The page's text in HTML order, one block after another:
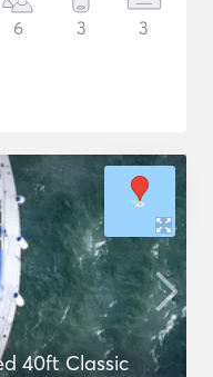
6 3 3
40ft Classic